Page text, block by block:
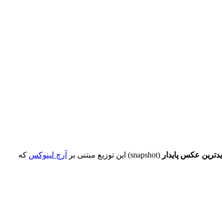
عکس پایدار (snapshot) این توزیع مبتنی بر آرچ لینوکس که